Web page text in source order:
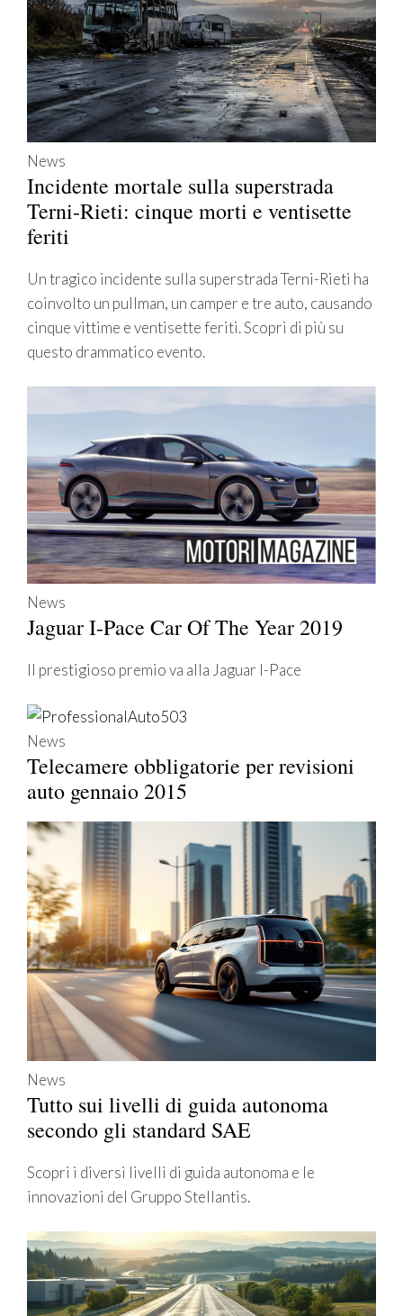
News
Incidente mortale sulla superstrada
Terni-Rieti: cinque morti e ventisette
feriti
Un tragico incidente sulla superstrada Terni-Rieti ha
coinvolto un pullman, un camper e tre auto, causando
cinque vittime e ventisette feriti. Scopri di più su
questo drammatico evento.
News
Jaguar I-Pace Car Of The Year 2019
Il prestigioso premio va alla Jaguar I-Pace
News
Telecamere obbligatorie per revisioni
auto gennaio 2015
News
Tutto sui livelli di guida autonoma
secondo gli standard SAE
Scopri i diversi livelli di guida autonoma e le
innovazioni del Gruppo Stellantis.